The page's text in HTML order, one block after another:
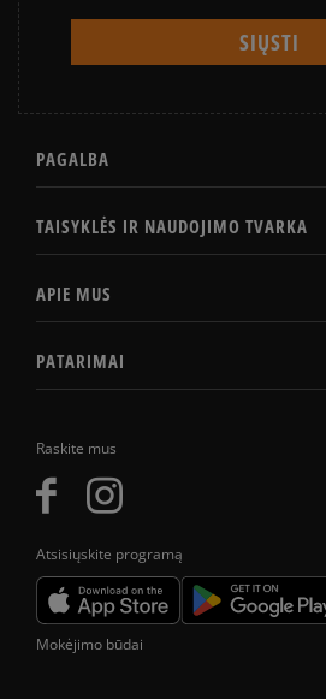
Raskite mus
Atsisiųskite programą
PAGALBA
TAISYKLĖS IR NAUDOJIMO TVARKA
APIE MUS
PATARIMAI
Mokėjimo būdai